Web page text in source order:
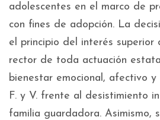
adolescentes en el marco de
con fines de adopción. La
el principio del interés superior
rector de toda actuación
bienestar emocional, afectivo y
F. y V. frente al desistimiento
familia guardadora. Asimismo,